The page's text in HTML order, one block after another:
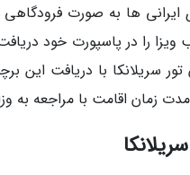
ایرانی ها به صورت
40 دلار برچسب ویزا را در
زمان اقامت با مراجعه به